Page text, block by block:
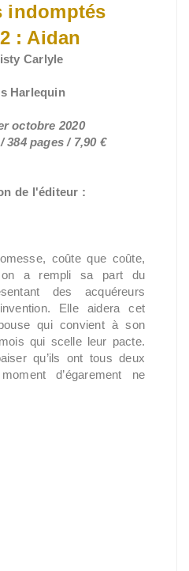
indomptés
: Aidan
Carlyle
Harlequin
octobre 2020
384 pages / 7,90 €
de l'éditeur :
coûte que coûte,
a rempli sa part du
des acquéreurs
Elle aidera cet
qui convient à son
qui scelle leur pacte.
qu’ils ont tous deux
d’égarement ne